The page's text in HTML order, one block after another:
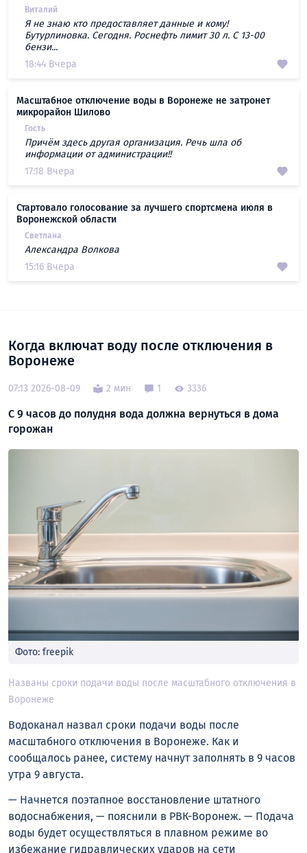
Виталий
Я не знаю кто предоставляет данные и кому!
Бутурлиновка. Сегодня. Роснефть лимит 30 л. С 13-00
бензи...
18:44 Вчера
Масштабное отключение воды в Воронеже не затронет
микрорайон Шилово
Гость
Причём здесь другая организация. Речь шла об
информации от администрации!!
17:18 Вчера
Стартовало голосование за лучшего спортсмена июля в
Воронежской области
Светлана
Александра Волкова
15:16 Вчера
Когда включат воду после отключения в
Воронеже
07:13 2026-08-09 2 мин 1 3336
С 9 часов до полудня вода должна вернуться в дома
горожан
Фото: freepik
Названы сроки подачи воды после масштабного отключения в
Воронеже
Водоканал назвал сроки подачи воды после
масштабного отключения в Воронеже. Как и
сообщалось ранее, систему начнут заполнять в 9 часов
утра 9 августа.
— Начнется поэтапное восстановление штатного
водоснабжения, — пояснили в РВК-Воронеж. — Подача
воды будет осуществляться в плавном режиме во
избежание гидравлических ударов на сети